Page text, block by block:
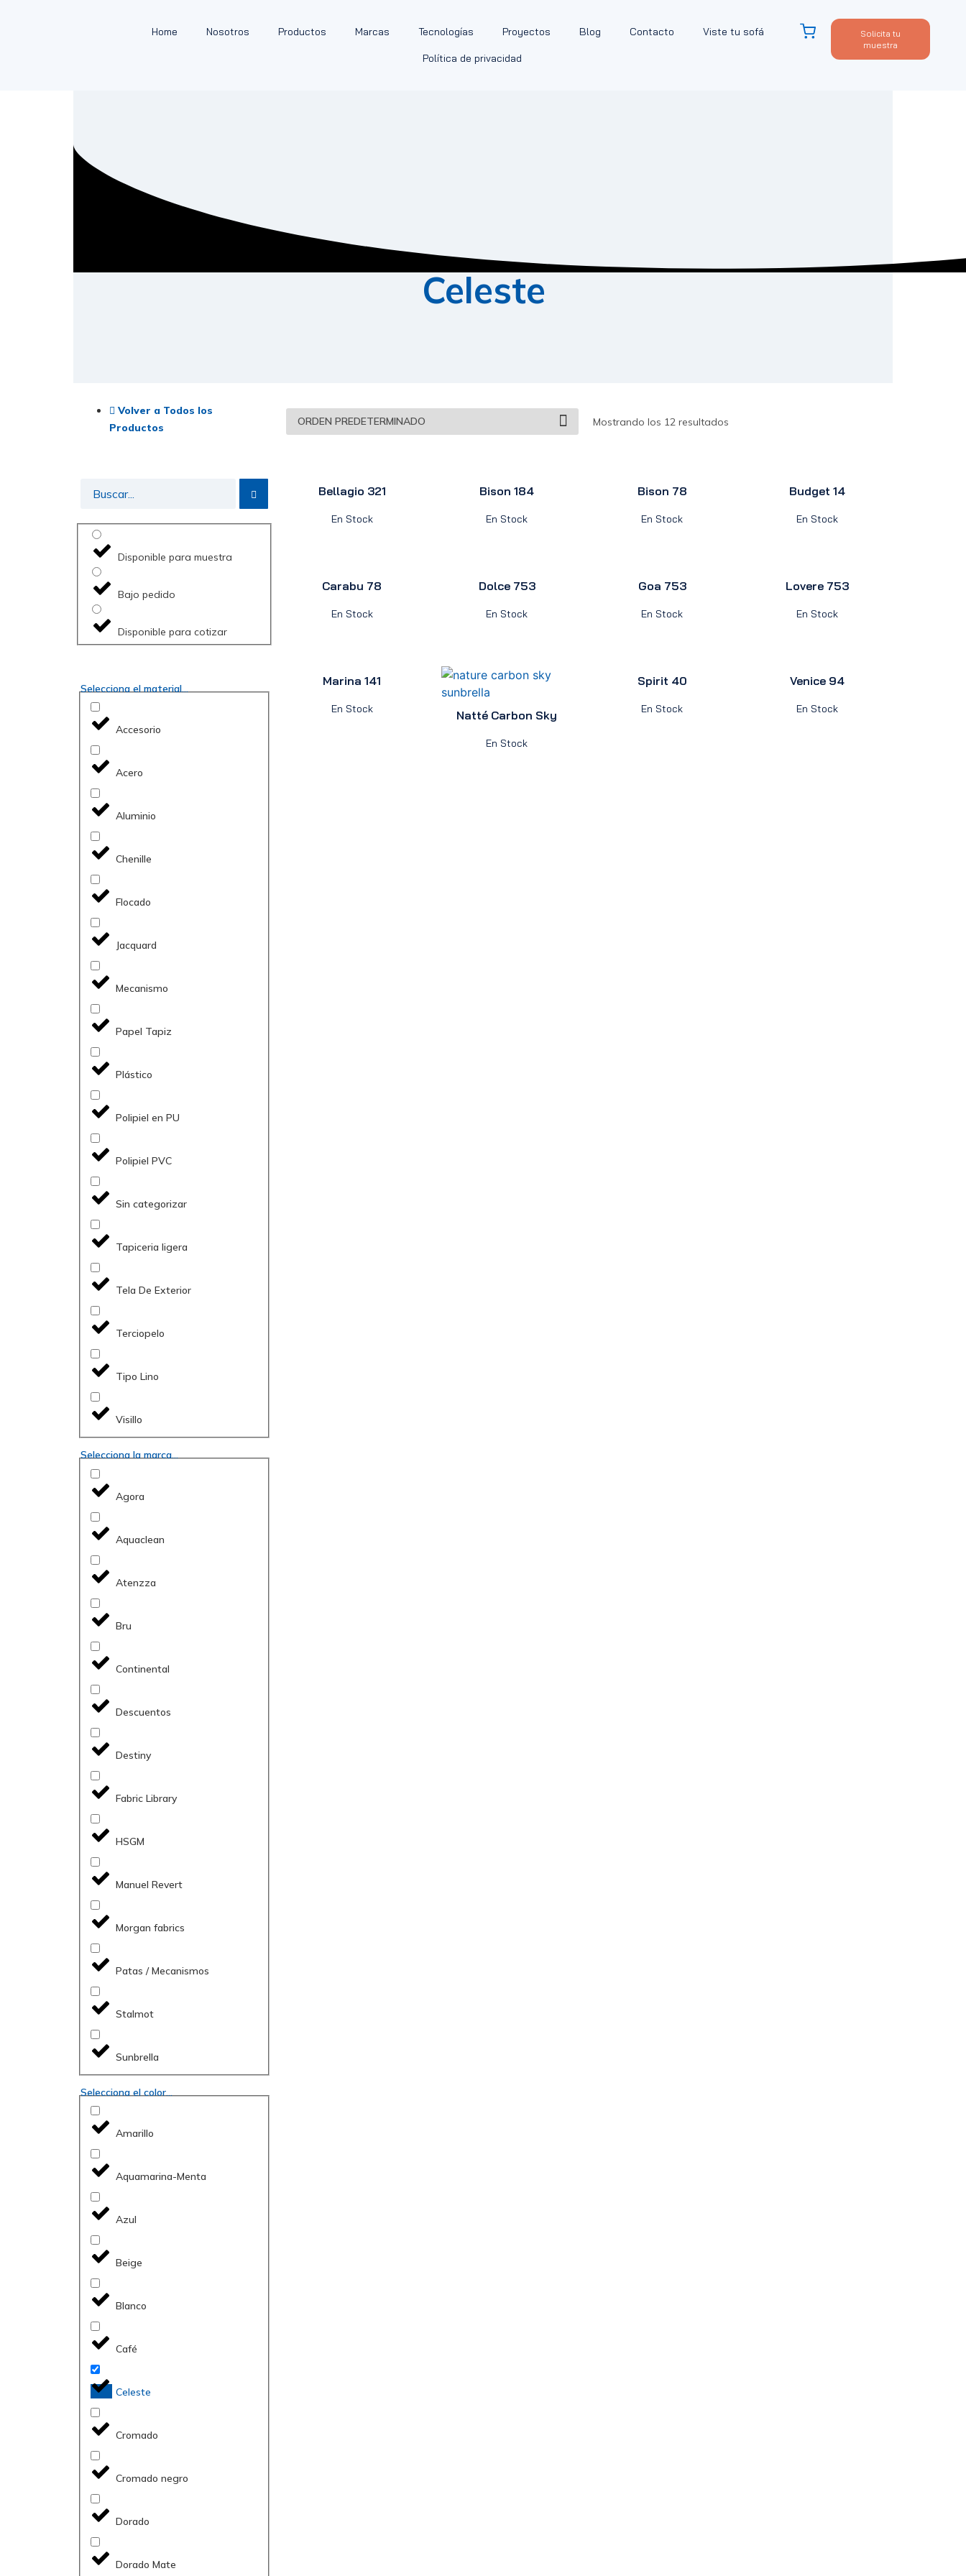
Home Nosotros Productos Marcas Tecnologías Proyectos Blog Contacto Viste tu sofá
Política de privacidad
Solicita tu
muestra
Celeste
Volver a Todos los
Productos
Disponible para muestra
Bajo pedido
Disponible para cotizar
Selecciona el material...
Accesorio
Acero
Aluminio
Chenille
Flocado
Jacquard
Mecanismo
Papel Tapiz
Plástico
Polipiel en PU
Polipiel PVC
Sin categorizar
Tapiceria ligera
Tela De Exterior
Terciopelo
Tipo Lino
Visillo
Selecciona la marca...
Agora
Aquaclean
Atenzza
Bru
Continental
Descuentos
Destiny
Fabric Library
HSGM
Manuel Revert
Morgan fabrics
Patas / Mecanismos
Stalmot
Sunbrella
Selecciona el color...
Amarillo
Aquamarina-Menta
Azul
Beige
Blanco
Café
Celeste
Cromado
Cromado negro
Dorado
Dorado Mate
Mostrando los 12 resultados
Bellagio 321
En Stock
Bison 184
En Stock
Bison 78
En Stock
Budget 14
En Stock
Carabu 78
En Stock
Dolce 753
En Stock
Goa 753
En Stock
Lovere 753
En Stock
Marina 141
En Stock Natté Carbon Sky
En Stock
Spirit 40
En Stock
Venice 94
En Stock